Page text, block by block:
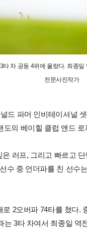
차 공동 4위에 올랐다. 최종
전문사진작가
드 파머 인비테이셔널
의 베이힐 클럽 앤드
러프, 그리고 빠르고
수 중 언더파를 친 선수
2오버파 74타를 쳤다.
는 3타 차여서 최종일